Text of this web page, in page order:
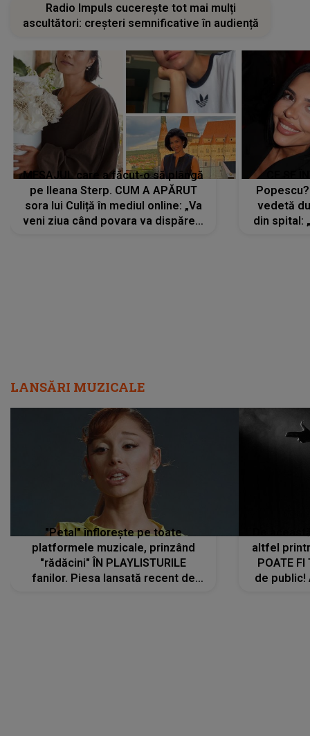
Radio Impuls cucerește tot mai mulți
ascultători: creșteri semnificative în audiență
MESAJUL care a făcut-o să plângă
pe Ileana Sterp. CUM A APĂRUT
sora lui Culiță în mediul online: „Va
veni ziua când povara va dispărea,
vedetă
din spital:
LANSĂRI MUZICALE
"Petal" înflorește pe toate
platformele muzicale, prinzând
"rădăcini" ÎN PLAYLISTURILE
fanilor. Piesa lansată recent de
altfel
POATE FI
de public!